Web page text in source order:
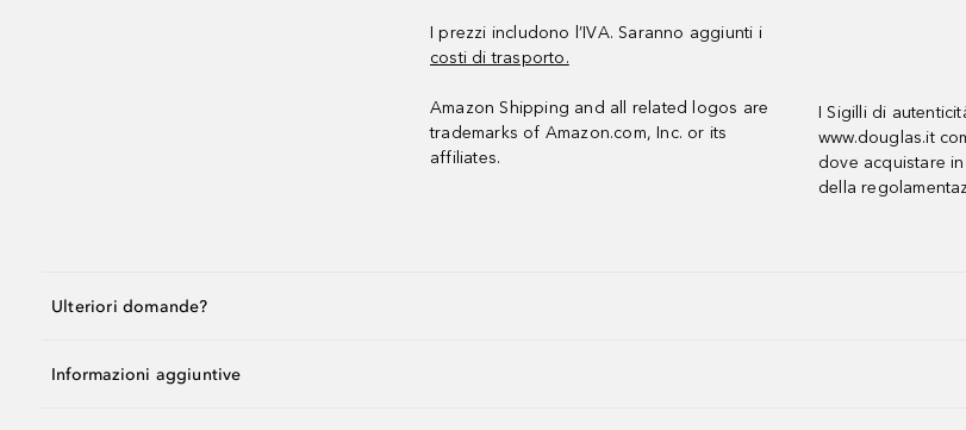
I prezzi includono l’IVA. Saranno aggiunti i
costi di trasporto.
Amazon Shipping and all related logos are
trademarks of Amazon.com, Inc. or its
affiliates.
I Sigilli di
www.douglas.it
dove acquistare
della
Ulteriori domande?
Informazioni aggiuntive